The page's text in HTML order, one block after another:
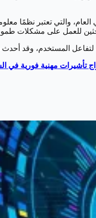
والتي تعتبر نظمًا
تأشيرات مهنية فورية في